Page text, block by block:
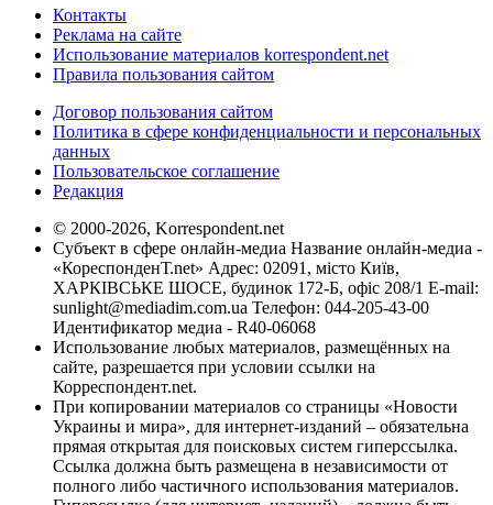
Контакты
Реклама на сайте
Использование материалов korrespondent.net
Правила пользования сайтом
Договор пользования сайтом
Политика в сфере конфиденциальности и персональных
данных
Пользовательское соглашение
Редакция
© 2000-2026, Korrespondent.net
Субъект в сфере онлайн-медиа Название онлайн-медиа -
«КореспонденТ.net» Адрес: 02091, місто Київ,
ХАРКІВСЬКЕ ШОСЕ, будинок 172-Б, офіс 208/1 E-mail:
sunlight@mediadim.com.ua Телефон: 044-205-43-00
Идентификатор медиа - R40-06068
Использование любых материалов, размещённых на
сайте, разрешается при условии ссылки на
Корреспондент.net.
При копировании материалов со страницы «Новости
Украины и мира», для интернет-изданий – обязательна
прямая открытая для поисковых систем гиперссылка.
Ссылка должна быть размещена в независимости от
полного либо частичного использования материалов.